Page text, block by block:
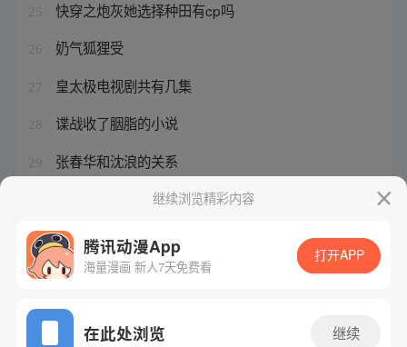
25 快穿之炮灰她选择种田有cp吗
26 奶气狐狸受
27 皇太极电视剧共有几集
28 谍战收了胭脂的小说
29 张春华和沈浪的关系
末日地下避难所小说完本继续浏览精彩内容
腾讯动漫App
海量漫画 新人7天免费看
打开APP
在此处浏览 继续
网站备案/许可证号：粤B2-20090059-5